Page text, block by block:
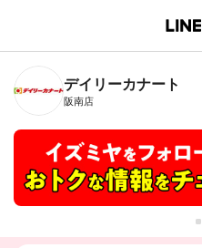
B
n
c
h
T
デイリーカナート
阪南店